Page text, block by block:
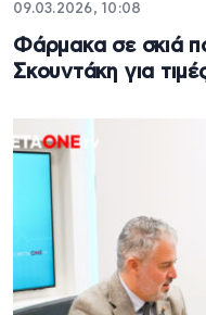
09.03.2026, 10:08
Φάρμακα σε σκιά
Σκουντάκη για